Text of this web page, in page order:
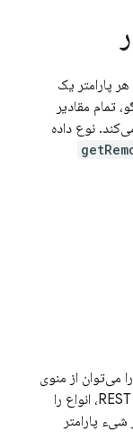
پارامتر یک
تمام مقادیر
نوع داده
می‌توان از منوی
کشویی کنار کلید پارامتر انتخاب کرد. در REST API، انواع را
شیء پارامتر